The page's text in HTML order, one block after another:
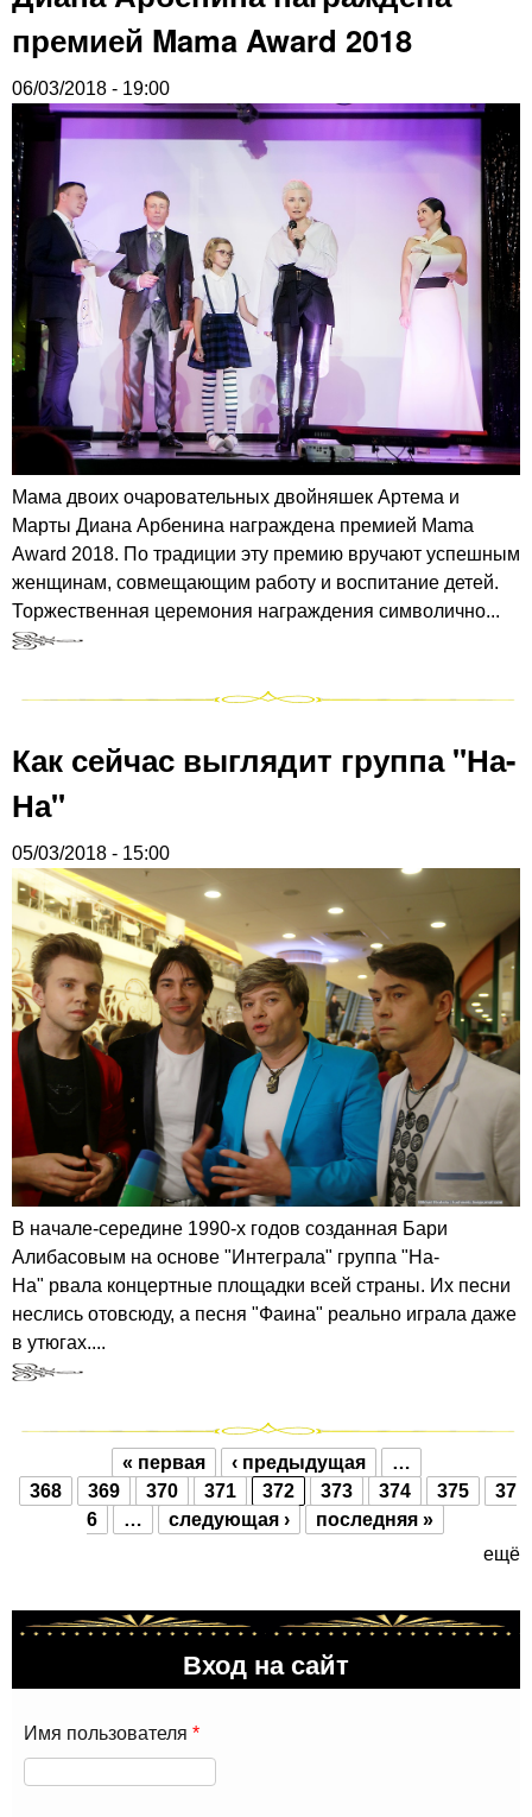
премией Mama Award 2018
06/03/2018 - 19:00
Мама двоих очаровательных двойняшек Артема и
Марты Диана Арбенина награждена премией Mama
Award 2018. По традиции эту премию вручают успешным
женщинам, совмещающим работу и воспитание детей.
Торжественная церемония награждения символично...
Как сейчас выглядит группа "На-
На"
05/03/2018 - 15:00
В начале-середине 1990-х годов созданная Бари
Алибасовым на основе "Интеграла" группа "На-
На" рвала концертные площадки всей страны. Их песни
неслись отовсюду, а песня "Фаина" реально играла даже
в утюгах....
Страницы
« первая ‹ предыдущая
…
368
369 370 371 372 373 374 375
37
6
… следующая ›
последняя »
ещё
Вход на сайт
Имя пользователя *